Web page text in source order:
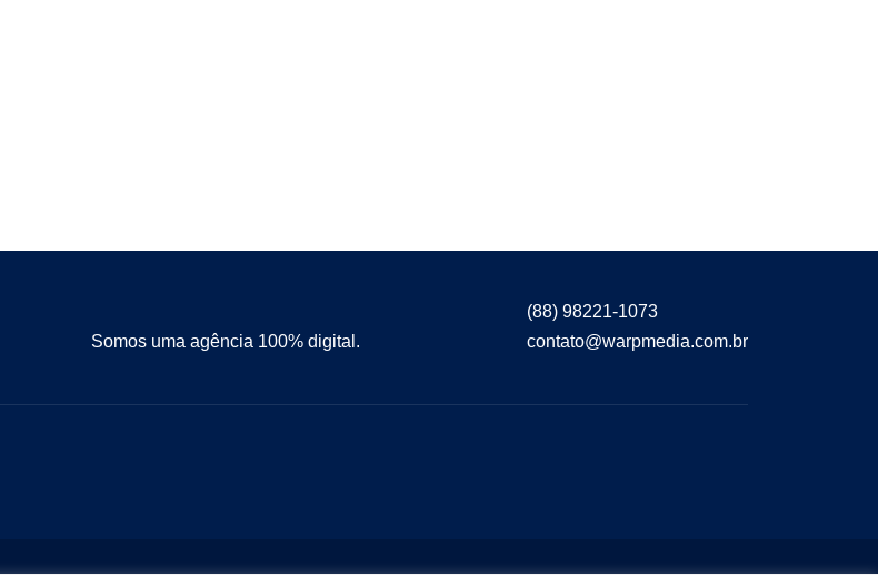
Somos uma agência 100% digital.
(88) 98221-1073
contato@warpmedia.com.br